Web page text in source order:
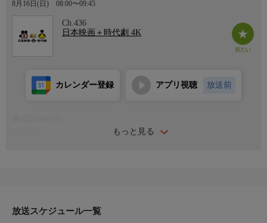
8月16日(日) 08:00〜09:45
Ch.436
日本映画＋時代劇 4K
もっと見る
カレンダー登録 アプリ視聴 放送前
正平）とおとよ（鮎川いずみ）と知り合うが、侍の一団に襲われ
放送スケジュール一覧